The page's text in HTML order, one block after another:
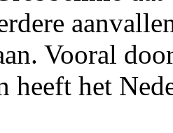
Vooral
heeft het